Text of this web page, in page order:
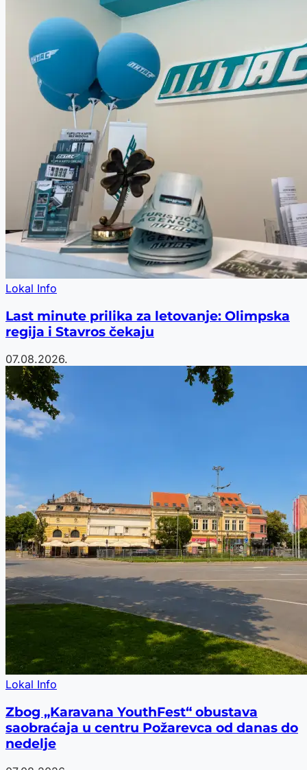
Lokal Info
Last minute prilika za letovanje: Olimpska
regija i Stavros čekaju
07.08.2026.
Lokal Info
Zbog „Karavana YouthFest“ obustava
saobraćaja u centru Požarevca od danas do
nedelje